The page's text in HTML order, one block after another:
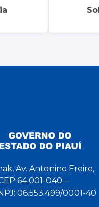
Av. Antonino Freire,
64.001-040 –
06.553.499/0001-40